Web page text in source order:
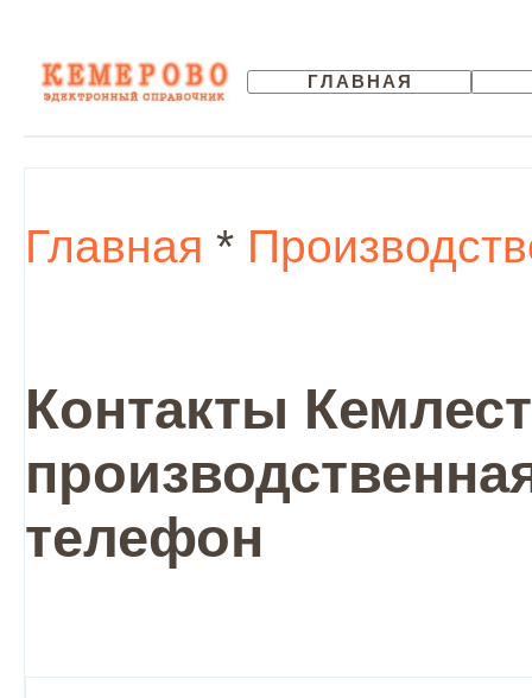
ГЛАВНАЯ
Главная *
Контакты
телефон